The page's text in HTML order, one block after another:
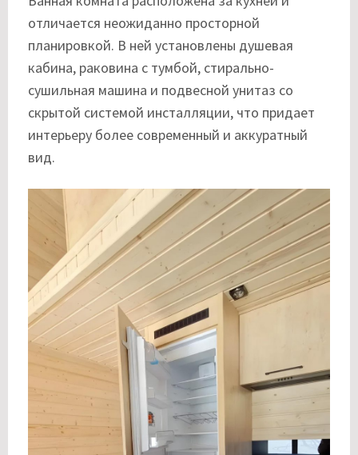
отличается неожиданно просторной
планировкой. В ней установлены душевая
кабина, раковина с тумбой, стирально-
сушильная машина и подвесной унитаз со
скрытой системой инсталляции, что придает
интерьеру более современный и аккуратный
вид.